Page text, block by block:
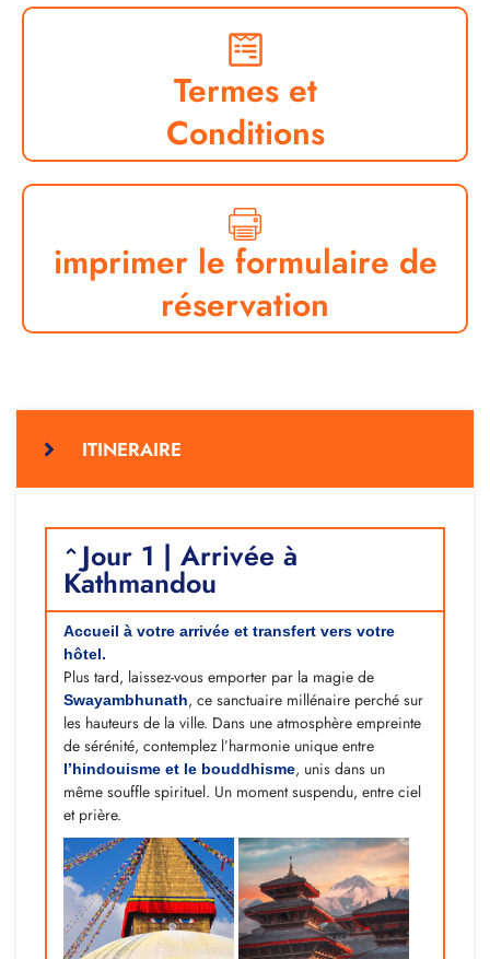
Termes et
Conditions
imprimer le formulaire de
réservation
ITINERAIRE
Jour 1 | Arrivée à
Kathmandou
Accueil à votre arrivée et transfert vers votre
hôtel.
Plus tard, laissez-vous emporter par la magie de
Swayambhunath, ce sanctuaire millénaire perché sur
les hauteurs de la ville. Dans une atmosphère empreinte
de sérénité, contemplez l’harmonie unique entre
l’hindouisme et le bouddhisme, unis dans un
même souffle spirituel. Un moment suspendu, entre ciel
et prière.